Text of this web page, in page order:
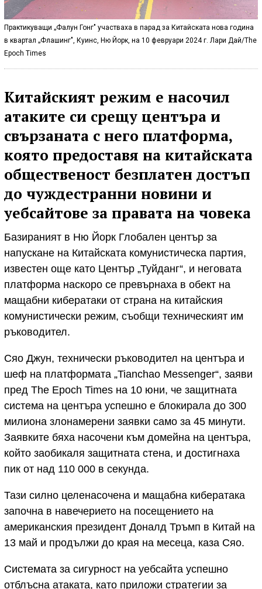
Практикуващи „Фалун Гонг" участваха в парад за Китайската нова година
в квартал „Флашинг", Куинс, Ню Йорк, на 10 февруари 2024 г. Лари Дай/The
Epoch Times
Китайският режим е насочил
атаките си срещу центъра и
свързаната с него платформа,
която предоставя на китайската
общественост безплатен достъп
до чуждестранни новини и
уебсайтове за правата на човека
Базираният в Ню Йорк Глобален център за
напускане на Китайската комунистическа партия,
известен още като Център „Туйданг“, и неговата
платформа наскоро се превърнаха в обект на
мащабни кибератаки от страна на китайския
комунистически режим, съобщи техническият им
ръководител.
Сяо Джун, технически ръководител на центъра и
шеф на платформата „Tianchao Messenger“, заяви
пред The Epoch Times на 10 юни, че защитната
система на центъра успешно е блокирала до 300
милиона злонамерени заявки само за 45 минути.
Заявките бяха насочени към домейна на центъра,
който заобикаля защитната стена, и достигнаха
пик от над 110 000 в секунда.
Тази силно целенасочена и мащабна кибератака
започна в навечерието на посещението на
американския президент Доналд Тръмп в Китай на
13 май и продължи до края на месеца, каза Сяо.
Системата за сигурност на уебсайта успешно
отблъсна атаката, като приложи стратегии за